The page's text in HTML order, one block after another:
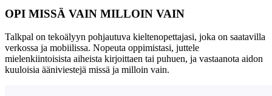
OPI MISSÄ VAIN MILLOIN VAIN
Talkpal on tekoälyyn pohjautuva kieltenopettajasi, joka on saatavilla
verkossa ja mobiilissa. Nopeuta oppimistasi, juttele
mielenkiintoisista aiheista kirjoittaen tai puhuen, ja vastaanota aidon
kuuloisia ääniviestejä missä ja milloin vain.